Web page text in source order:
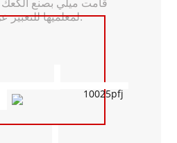
لمعلميها للتعبير عن امتنانها.